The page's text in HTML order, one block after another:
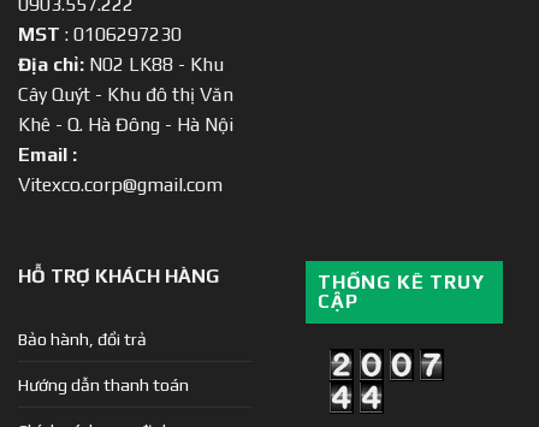
MST : 0106297230
Địa chỉ: N02 LK88 - Khu
Cây Quýt - Khu đô thị Văn
Khê - Q. Hà Đông - Hà Nội
Email :
Vitexco.corp@gmail.com
HỖ TRỢ KHÁCH HÀNG
Bảo hành, đổi trả
Hướng dẫn thanh toán
THỐNG KÊ TRUY
CẬP